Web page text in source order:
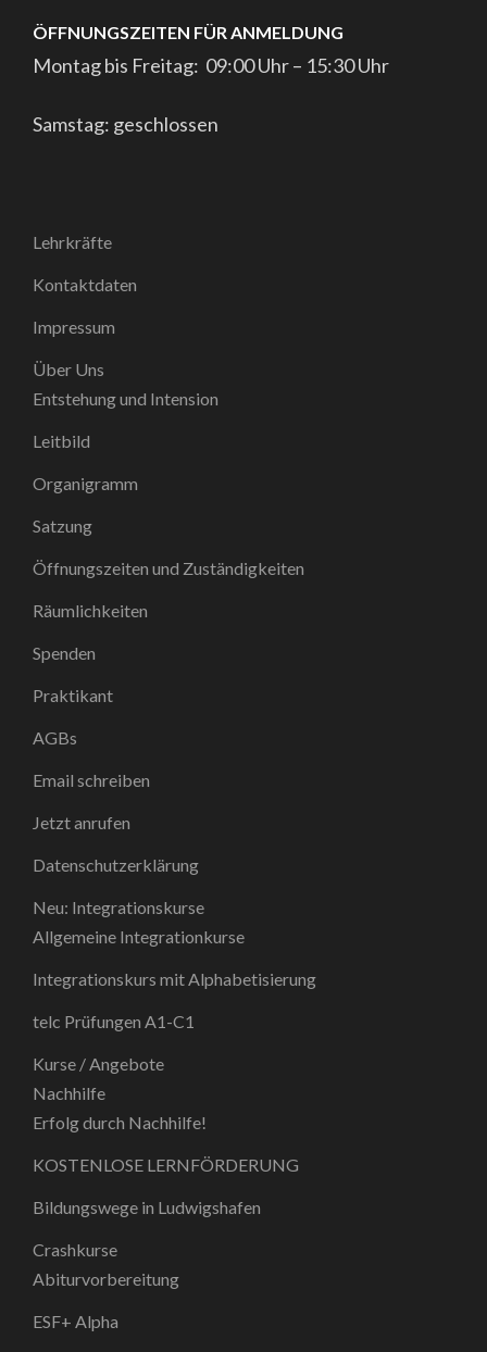
ÖFFNUNGSZEITEN FÜR ANMELDUNG
Montag bis Freitag: 09:00 Uhr – 15:30 Uhr
Samstag: geschlossen
Lehrkräfte
Kontaktdaten
Impressum
Über Uns
Entstehung und Intension
Leitbild
Organigramm
Satzung
Öffnungszeiten und Zuständigkeiten
Räumlichkeiten
Spenden
Praktikant
AGBs
Email schreiben
Jetzt anrufen
Datenschutzerklärung
Neu: Integrationskurse
Allgemeine Integrationkurse
Integrationskurs mit Alphabetisierung
telc Prüfungen A1-C1
Kurse / Angebote
Nachhilfe
Erfolg durch Nachhilfe!
KOSTENLOSE LERNFÖRDERUNG
Bildungswege in Ludwigshafen
Crashkurse
Abiturvorbereitung
ESF+ Alpha